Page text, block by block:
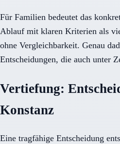
Für Familien bedeutet das
Ablauf mit klaren Kriterien als
ohne Vergleichbarkeit. Genau
Entscheidungen, die auch unter
Vertiefung:
Konstanz
Eine tragfähige Entscheidung